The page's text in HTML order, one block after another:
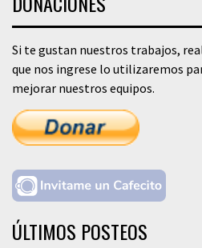
Si te gustan nuestros trabajos,
que nos ingrese lo utilizaremos
mejorar nuestros equipos.
ÚLTIMOS POSTEOS